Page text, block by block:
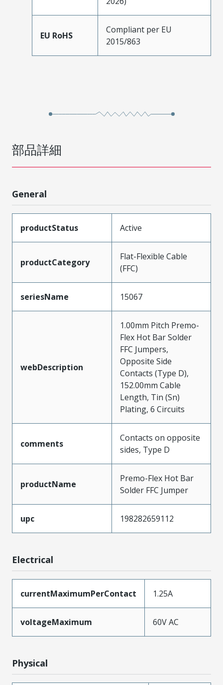
EU RoHS
Compliant per EU
2015/863
部品詳細
General
productStatus Active
productCategory
Flat-Flexible Cable
(FFC)
seriesName 15067
webDescription
1.00mm Pitch Premo-
Flex Hot Bar Solder
FFC Jumpers,
Opposite Side
Contacts (Type D),
152.00mm Cable
Length, Tin (Sn)
Plating, 6 Circuits
comments
Contacts on opposite
sides, Type D
productName
Premo-Flex Hot Bar
Solder FFC Jumper
upc 198282659112
Electrical
currentMaximumPerContact 1.25A
voltageMaximum 60V AC
Physical